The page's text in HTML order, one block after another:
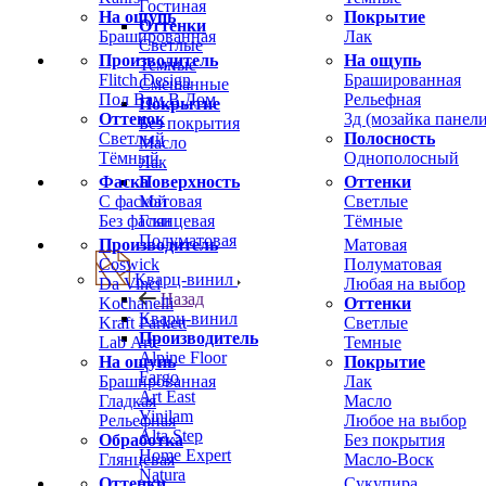
На ощупь
Брашированная
Покрытие
Лак
Производитель
Flitch Design
Пол Вам В Дом
Оттенок
Светлый
Тёмный
На ощупь
Брашированная
Рельефная
3д (мозайка
Полосность
Однополосный
Фаска
С фаской
Без фаски
Оттенки
Светлые
Тёмные
Производитель
Coswick
Da Vinci
Kochanelli
Kraft Parkett
Lab Arte
На ощупь
Брашированная
Гладкая
Рельефная
Обработка
Глянцевая
Матовая
Полуматовая
Любая на выбор
Оттенки
Светлые
Темные
Покрытие
Лак
Масло
Любое на выбор
Без покрытия
Масло-Воск
Гостиная
Оттенки
Светлые
Темные
Смешанные
Покрытие
Без покрытия
Масло
Лак
Поверхность
Матовая
Глянцевая
Полуматовая
Кварц-винил
Назад
Кварц-винил
Производитель
Alpine Floor
Fargo
Art East
Vinilam
Alta Step
Home Expert
Natura